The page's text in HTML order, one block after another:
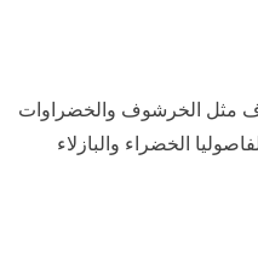
مثل الخرشوف والخضراوات
الخضراء والبازلاء